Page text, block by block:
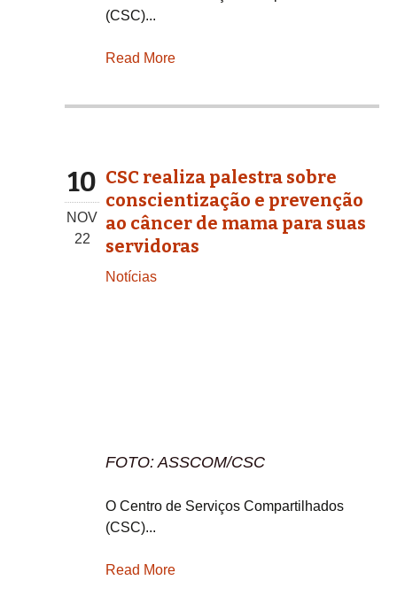
(CSC)...
Read More
10
NOV
22
CSC realiza palestra sobre
conscientização e prevenção
ao câncer de mama para suas
servidoras
Notícias
FOTO: ASSCOM/CSC
O Centro de Serviços Compartilhados
(CSC)...
Read More